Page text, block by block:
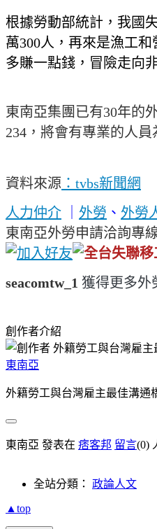
根據勞動部統計，我國
萬300人，再來是漁工
多賺一點錢，冒險走向
東南亞集團已有30年的
234，將會有專業的人員
資料來源 ： tvbs新聞網
人力仲介
外勞 、 外勞
東南亞外勞申請洽詢專
seacomtw_1 獲得更多外
創作者介紹
東南亞
外籍勞工與台灣雇主最佳溝通
東南亞 發表在 痞客邦 留言(0)
全站分類： 政論人文
▲top